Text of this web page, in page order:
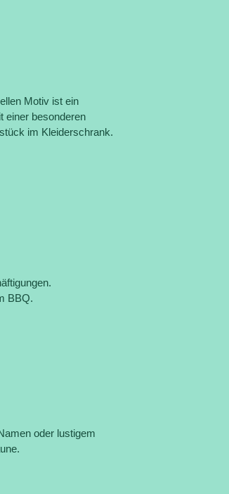
Motiv ist ein
einer besonderen
im Kleiderschrank.
BBQ.
oder lustigem